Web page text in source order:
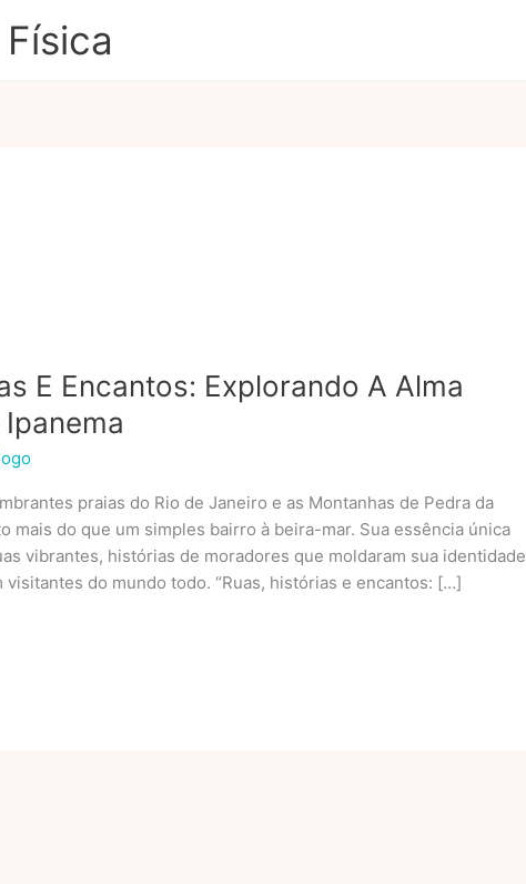
E Encantos: Explorando A Alma
praias do Rio de Janeiro e as Montanhas de Pedra da
mais do que um simples bairro à beira-mar. Sua essência única
vibrantes, histórias de moradores que moldaram sua identidade
visitantes do mundo todo. “Ruas, histórias e encantos: […]